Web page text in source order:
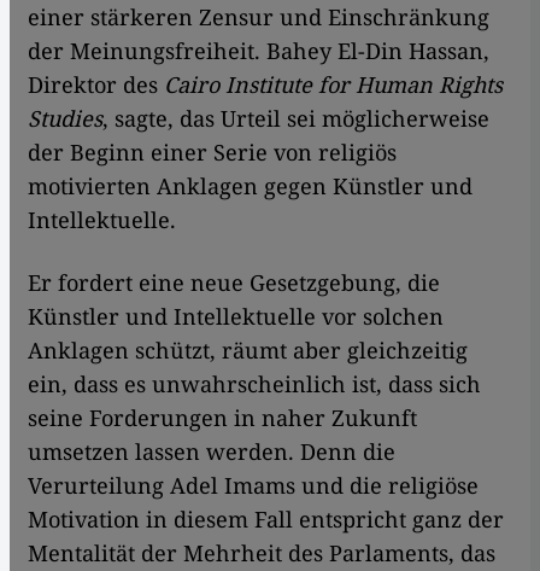
einer stärkeren Zensur und Einschränkung
der Meinungsfreiheit. Bahey El-Din Hassan,
Direktor des Cairo Institute for Human Rights
Studies, sagte, das Urteil sei möglicherweise
der Beginn einer Serie von religiös
motivierten Anklagen gegen Künstler und
Intellektuelle.
Er fordert eine neue Gesetzgebung, die
Künstler und Intellektuelle vor solchen
Anklagen schützt, räumt aber gleichzeitig
ein, dass es unwahrscheinlich ist, dass sich
seine Forderungen in naher Zukunft
umsetzen lassen werden. Denn die
Verurteilung Adel Imams und die religiöse
Motivation in diesem Fall entspricht ganz der
Mentalität der Mehrheit des Parlaments, das